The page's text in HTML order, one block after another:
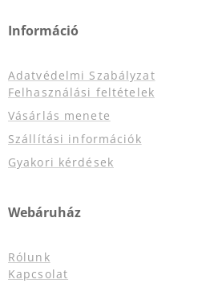
Információ
Adatvédelmi Szabályzat
Felhasználási feltételek
Vásárlás menete
Szállítási információk
Gyakori kérdések
Webáruház
Rólunk
Kapcsolat